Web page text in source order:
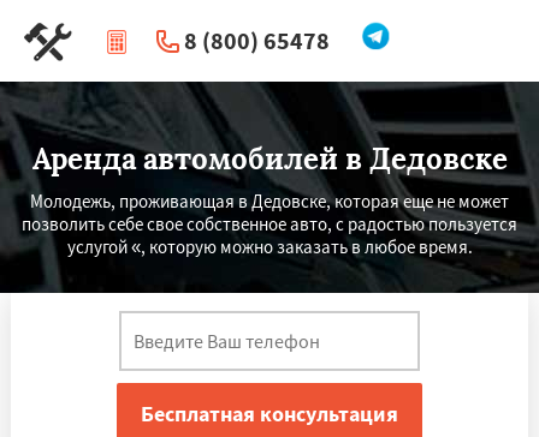
8 (800) 65478
| Перезвоните мне
Аренда автомобилей в Дедовске
Молодежь, проживающая в Дедовске, которая еще не может
позволить себе свое собственное авто, с радостью пользуется
услугой «, которую можно заказать в любое время.